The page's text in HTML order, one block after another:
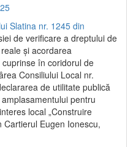
Slatina nr. 1245 din
de verificare a dreptului de
și acordarea
în coridorul de
Consiliului Local nr.
de utilitate publică
pentru
local „Construire
Eugen Ionescu,